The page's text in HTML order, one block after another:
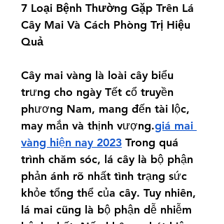
7 Loại Bệnh Thường Gặp Trên Lá
Cây Mai Và Cách Phòng Trị Hiệu
Quả
Cây mai vàng là loài cây biểu
trưng cho ngày Tết cổ truyền
phương Nam, mang đến tài lộc,
may mắn và thịnh vượng.giá mai
vàng hiện nay 2023 Trong quá
trình chăm sóc, lá cây là bộ phận
phản ánh rõ nhất tình trạng sức
khỏe tổng thể của cây. Tuy nhiên,
lá mai cũng là bộ phận dễ nhiễm